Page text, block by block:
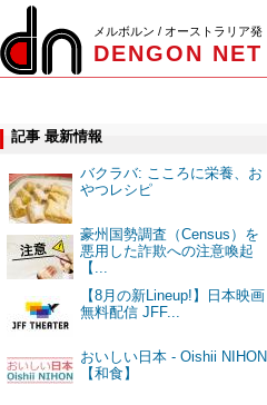
メルボルン / オーストラリア発
DENGON NET
記事 最新情報
バクラバ: こころに栄養、お
やつレシピ
豪州国勢調査（Census）を
悪用した詐欺への注意喚起
【...
【8月の新Lineup!】日本映画
無料配信 JFF...
おいしい日本 - Oishii NIHON
【和食】